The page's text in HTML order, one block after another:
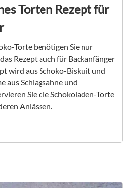
Torten Rezept für
Torte benötigen Sie nur
Rezept auch für Backanfänger
wird aus Schoko-Biskuit und
aus Schlagsahne und
Sie die Schokoladen-Torte
Anlässen.